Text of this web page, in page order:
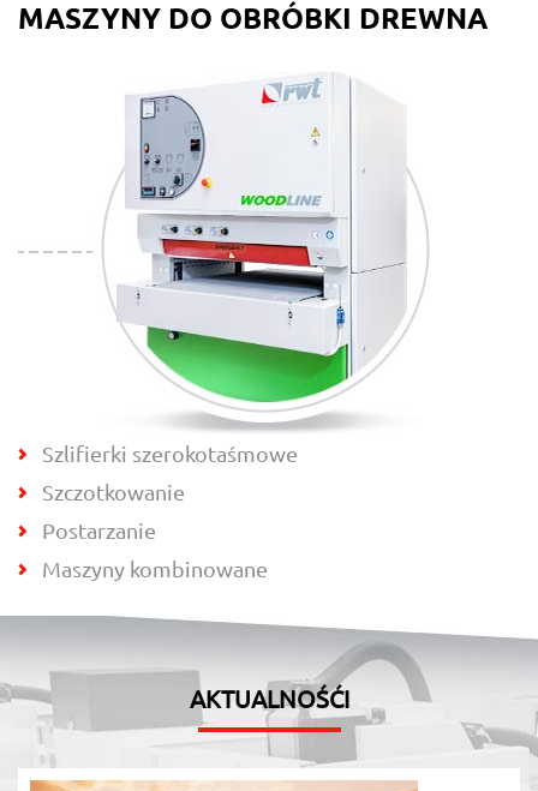
Szlifierki szerokotaśmowe
Szczotkowanie
Postarzanie
Maszyny kombinowane
MASZYNY DO OBRÓBKI DREWNA
AKTUALNOŚĆI